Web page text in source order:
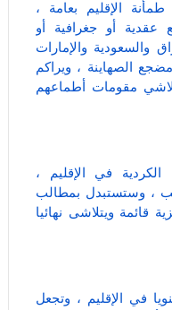
الإقليم بعامة ،
عقدية أو جغرافية أو
والسعودية والإمارات
الصهاينة ، ويراكم
مقومات أطماعهم
الكردية في الإقليم ،
، وستستبدل بمطالب
قائمة ويتلاشى نهائيا
في الإقليم ، وتجعل